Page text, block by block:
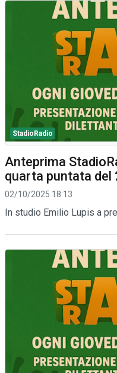
StadioRadio
Anteprima
quarta puntata del
02/10/2025 18:13
In studio Emilio Lupis a